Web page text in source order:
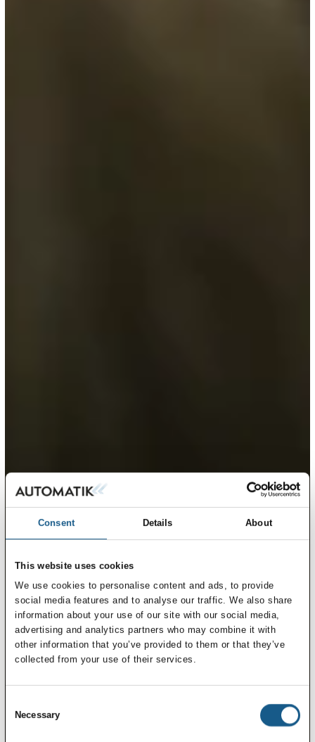
Consent Details About
This website uses cookies
We use cookies to personalise content and ads, to provide
social media features and to analyse our traffic. We also share
information about your use of our site with our social media,
advertising and analytics partners who may combine it with
other information that you’ve provided to them or that they’ve
collected from your use of their services.
Selection
Necessary